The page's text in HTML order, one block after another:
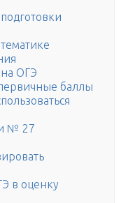
ОГЭ
баллы
№ 27
в оценку